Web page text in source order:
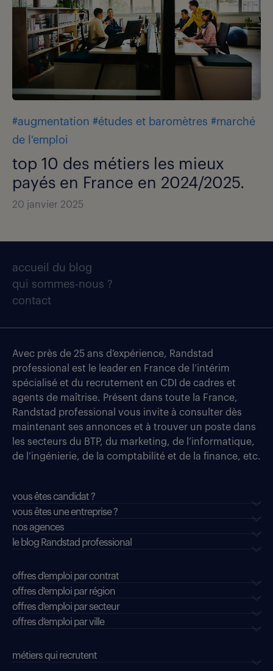
#augmentation #études et baromètres #marché
de l'emploi
top 10 des métiers les mieux
payés en France en 2024/2025.
20 janvier 2025
accueil du blog
qui sommes-nous ?
contact
Avec près de 25 ans d’expérience, Randstad
professional est le leader en France de l’intérim
spécialisé et du recrutement en CDI de cadres et
agents de maîtrise. Présent dans toute la France,
Randstad professional vous invite à consulter dès
maintenant ses annonces et à trouver un poste dans
les secteurs du BTP, du marketing, de l’informatique,
de l’ingénierie, de la comptabilité et de la finance, etc.
vous êtes candidat ?
vous êtes une entreprise ?
nos agences
le blog Randstad professional
offres d'emploi par contrat
offres d'emploi par région
offres d'emploi par secteur
offres d’emploi par ville
métiers qui recrutent